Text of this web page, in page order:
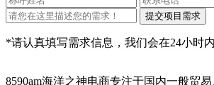
*请认真填写需求信息，我们会在24小时
8590am海洋之神电商专注于国内一般贸